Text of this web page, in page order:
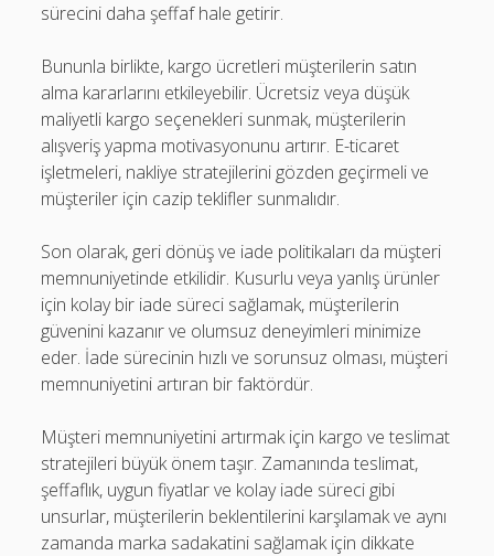
sürecini daha şeffaf hale getirir.
Bununla birlikte, kargo ücretleri müşterilerin satın
alma kararlarını etkileyebilir. Ücretsiz veya düşük
maliyetli kargo seçenekleri sunmak, müşterilerin
alışveriş yapma motivasyonunu artırır. E-ticaret
işletmeleri, nakliye stratejilerini gözden geçirmeli ve
müşteriler için cazip teklifler sunmalıdır.
Son olarak, geri dönüş ve iade politikaları da müşteri
memnuniyetinde etkilidir. Kusurlu veya yanlış ürünler
için kolay bir iade süreci sağlamak, müşterilerin
güvenini kazanır ve olumsuz deneyimleri minimize
eder. İade sürecinin hızlı ve sorunsuz olması, müşteri
memnuniyetini artıran bir faktördür.
Müşteri memnuniyetini artırmak için kargo ve teslimat
stratejileri büyük önem taşır. Zamanında teslimat,
şeffaflık, uygun fiyatlar ve kolay iade süreci gibi
unsurlar, müşterilerin beklentilerini karşılamak ve aynı
zamanda marka sadakatini sağlamak için dikkate